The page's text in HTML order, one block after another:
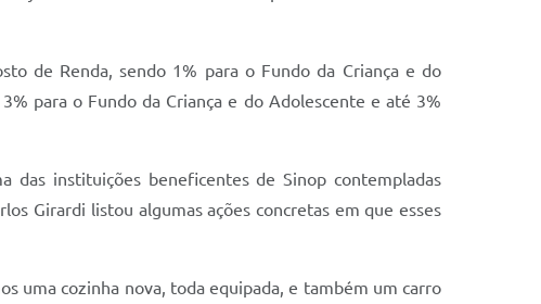
de Renda, sendo 1% para o Fundo da Criança e do
para o Fundo da Criança e do Adolescente e até 3%
instituições beneficentes de Sinop contempladas
Girardi listou algumas ações concretas em que esses
uma cozinha nova, toda equipada, e também um carro